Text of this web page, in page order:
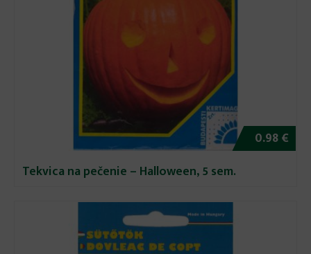
0.98 €
Tekvica na pečenie – Halloween, 5 sem.